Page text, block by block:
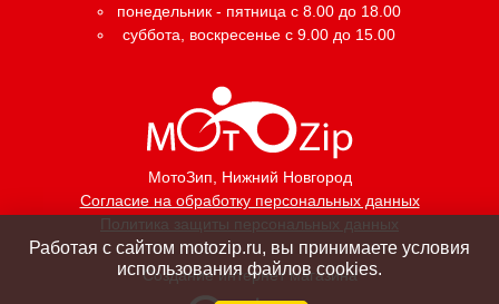
МотоЗип, Нижний Новгород
Согласие на обработку персональных данных
Политика защиты персональных данных
понедельник - пятница с 8.00 до 18.00
суббота, воскресенье с 9.00 до 15.00
Создание интернет магазина
Работая с сайтом motozip.ru, вы принимаете условия
использования файлов cookies.